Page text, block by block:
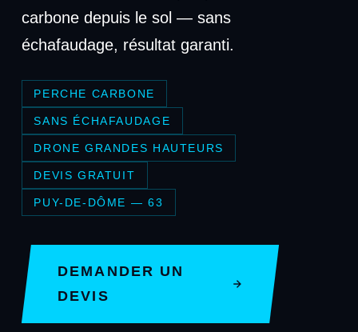
carbone depuis le sol — sans
échafaudage, résultat garanti.
PERCHE CARBONE
SANS ÉCHAFAUDAGE
DRONE GRANDES HAUTEURS
DEVIS GRATUIT
PUY-DE-DÔME — 63
DEMANDER UN
DEVIS